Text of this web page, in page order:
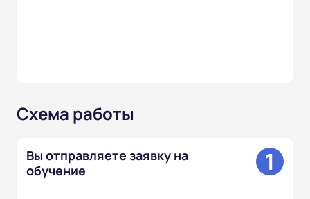
Схема работы
Вы отправляете заявку на
обучение
1